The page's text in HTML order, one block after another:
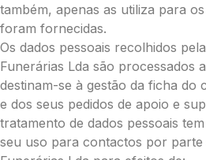
Pequena (€85)
Média (€100)
Grande (€115)
Coroa:
Mini (€75)
Pequena (€85)
Média (€100)
Grande (€115)
também, apenas as utiliza para
foram fornecidas.
Os dados pessoais recolhidos
Funerárias Lda são processados
destinam-se à gestão da ficha do
e dos seus pedidos de apoio e
tratamento de dados pessoais
seu uso para contactos por parte